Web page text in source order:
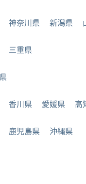
神奈川県 新潟県
三重県
香川県 愛媛県 高
鹿児島県 沖縄県